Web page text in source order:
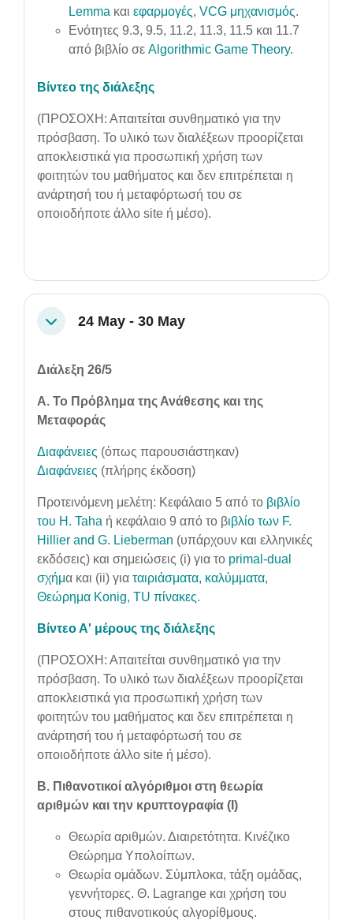
Lemma και εφαρμογές, VCG μηχανισμός.
Ενότητες 9.3, 9.5, 11.2, 11.3, 11.5 και 11.7
από βιβλίο σε Algorithmic Game Theory.
Βίντεο της διάλεξης
(ΠΡΟΣΟΧΗ: Απαιτείται συνθηματικό για την
πρόσβαση. Το υλικό των διαλέξεων προορίζεται
αποκλειστικά για προσωπική χρήση των
φοιτητών του μαθήματος και δεν επιτρέπεται η
ανάρτησή του ή μεταφόρτωσή του σε
οποιοδήποτε άλλο site ή μέσο).
Collapse24 May - 30 May
Διάλεξη 26/5
Α. Το Πρόβλημα της Ανάθεσης και της
Μεταφοράς
Διαφάνειες (όπως παρουσιάστηκαν)
Διαφάνειες (πλήρης έκδοση)
Προτεινόμενη μελέτη: Κεφάλαιο 5 από το βιβλίο
του H. Taha ή κεφάλαιο 9 από το βιβλίο των F.
Hillier and G. Lieberman (υπάρχουν και ελληνικές
εκδόσεις) και σημειώσεις (i) για το primal-dual
σχήμα και (ii) για ταιριάσματα, καλύμματα,
Θεώρημα Konig, TU πίνακες.
Βίντεο Α' μέρους της διάλεξης
(ΠΡΟΣΟΧΗ: Απαιτείται συνθηματικό για την
πρόσβαση. Το υλικό των διαλέξεων προορίζεται
αποκλειστικά για προσωπική χρήση των
φοιτητών του μαθήματος και δεν επιτρέπεται η
ανάρτησή του ή μεταφόρτωσή του σε
οποιοδήποτε άλλο site ή μέσο).
Β. Πιθανοτικοί αλγόριθμοι στη θεωρία
αριθμών και την κρυπτογραφία (Ι)
Θεωρία αριθμών. Διαιρετότητα. Κινέζικο
Θεώρημα Υπολοίπων.
Θεωρία ομάδων. Σύμπλοκα, τάξη ομάδας,
γεννήτορες. Θ. Lagrange και χρήση του
στους πιθανοτικούς αλγορίθμους.